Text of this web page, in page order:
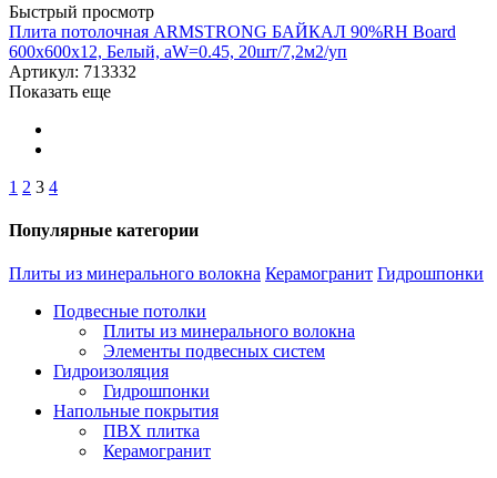
Быстрый просмотр
Плита потолочная ARMSTRONG БАЙКАЛ 90%RH Board
600x600x12, Белый, aW=0.45, 20шт/7,2м2/уп
Артикул: 713332
Показать еще
1 2 3 4
Популярные категории
Плиты из минерального волокна Керамогранит Гидрошпонки
Подвесные потолки
Плиты из минерального волокна
Элементы подвесных систем
Гидроизоляция
Гидрошпонки
Напольные покрытия
ПВХ плитка
Керамогранит